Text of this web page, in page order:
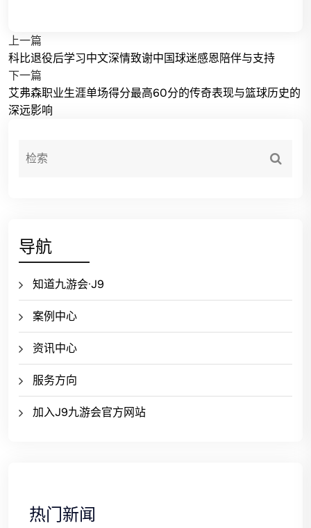
上一篇
科比退役后学习中文深情致谢中国球迷感恩陪伴与支持
下一篇
艾弗森职业生涯单场得分最高60分的传奇表现与篮球历史的
深远影响
导航
知道九游会·J9
案例中心
资讯中心
服务方向
加入J9九游会官方网站
热门新闻